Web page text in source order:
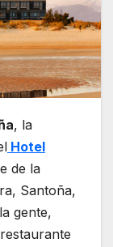
, la
Hotel
de la
Santoña,
gente,